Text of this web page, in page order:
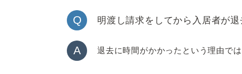
Q 明渡し請求をしてから入居者が
A 退去に時間がかかったという理由で